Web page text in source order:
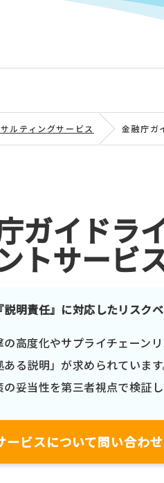
ルティングサービス 金融庁ガ
ガイドラ
トサービ
明責任』に対応したリスク
の高度化やサプライチェーン
ある説明」が求められていま
妥当性を第三者視点で検証し
ービスについて問い合わ